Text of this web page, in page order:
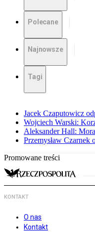
Polecane
Najnowsze
Tagi
Jacek Czaputowicz
Wojciech Warski:
Aleksander Hall:
Przemysław
Promowane treści
KONTAKT
O nas
Kontakt